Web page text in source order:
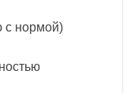
с нормой)